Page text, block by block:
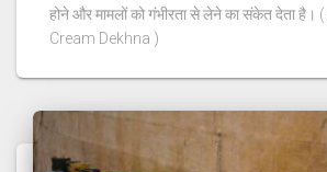
होने और मामलों को गंभीरता से लेने का संकेत देता
Cream Dekhna )